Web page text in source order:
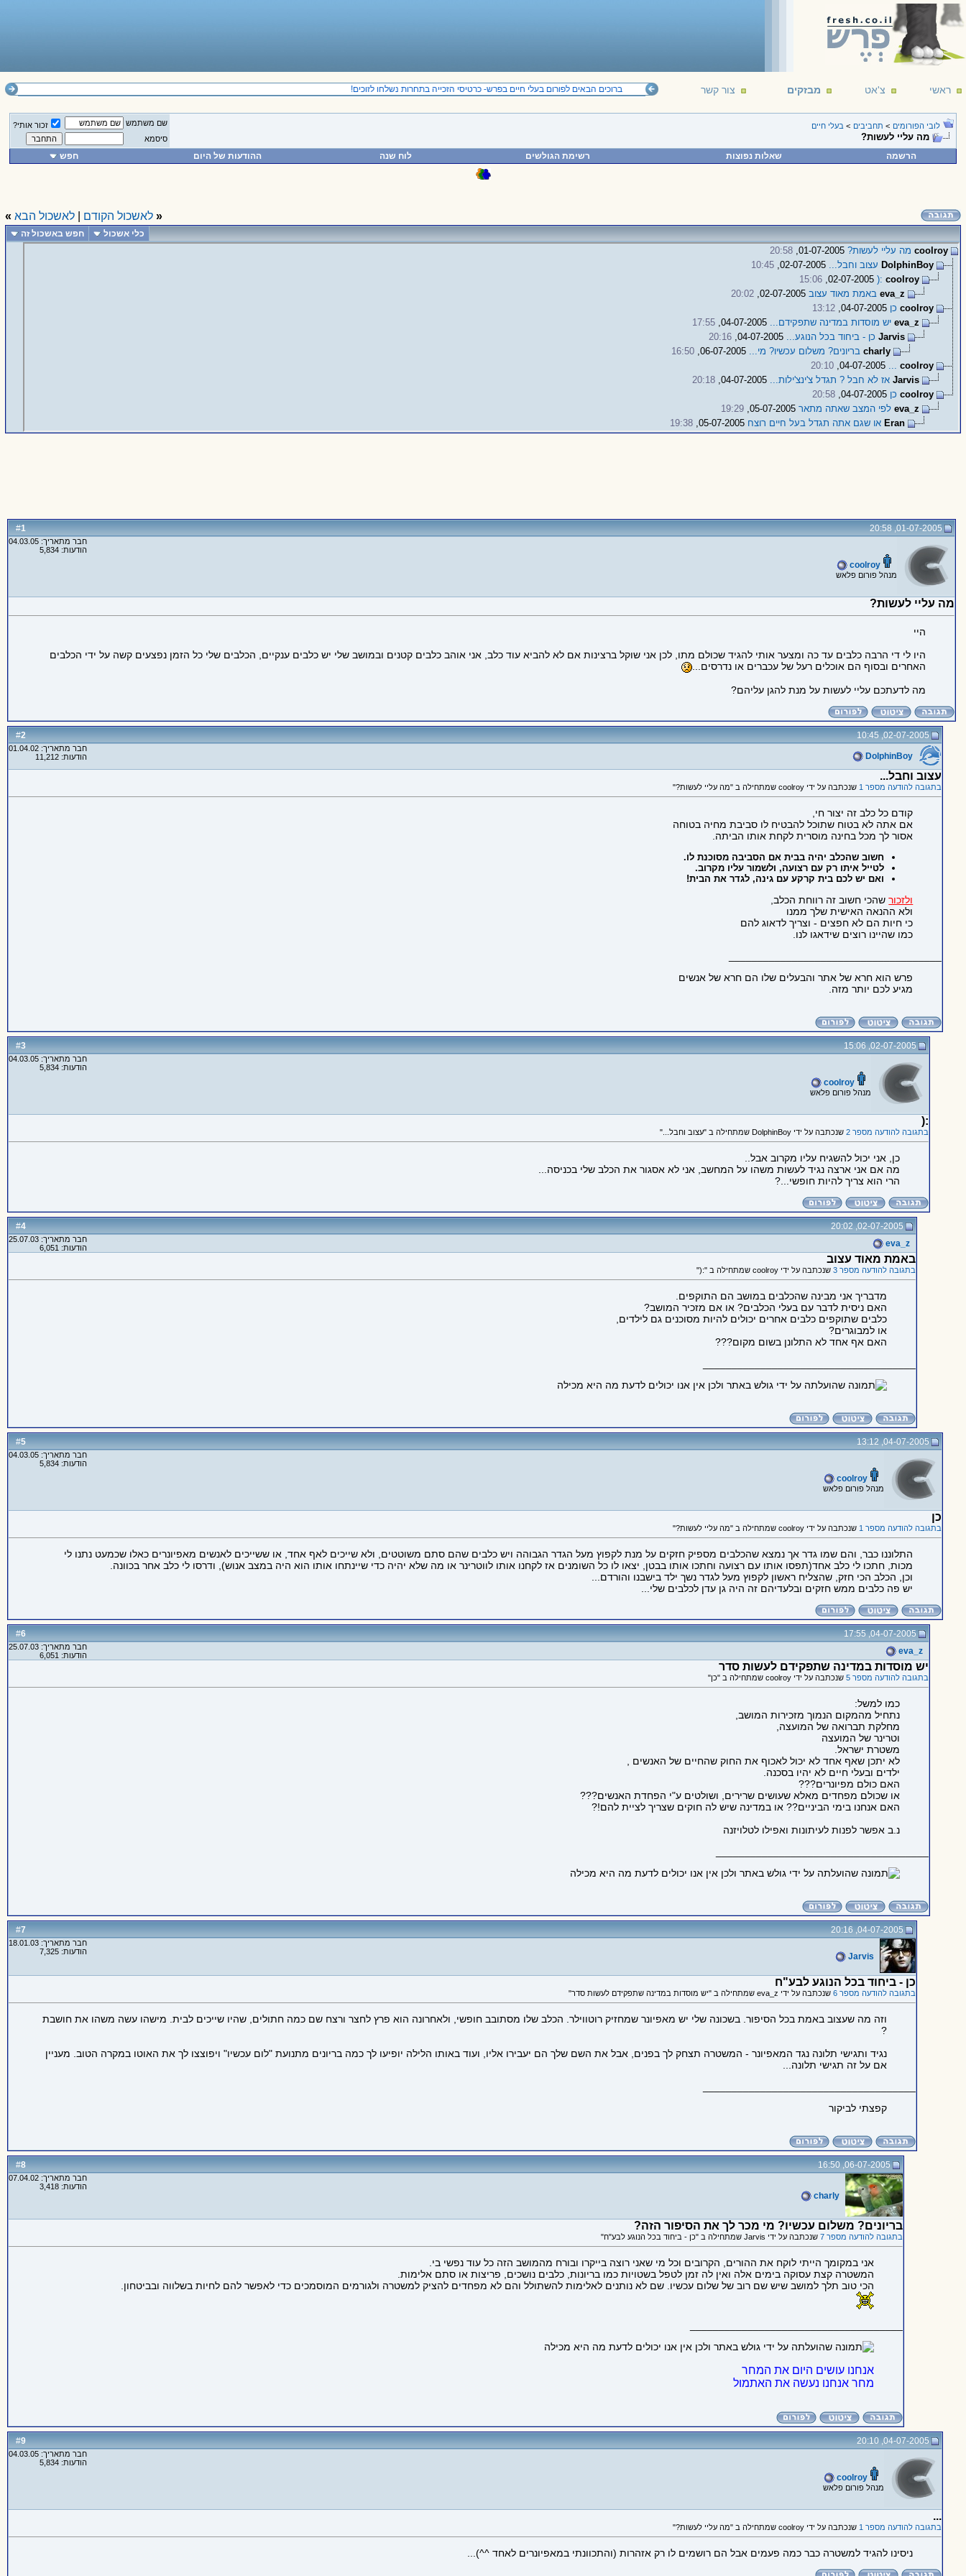
ראשי צ'אט מבזקים צור קשר ברוכים הבאים לפורום בעלי חיים בפרש- כרטיסי הזכייה בתחרות נשלחו לזוכים!
לובי הפורומים > תחביבים > בעלי חיים
מה עליי לעשות?
שם משתמש
זכור אותי?
סיסמא
הרשמה שאלות נפוצות רשימת הגולשים לוח שנה ההודעות של היום חפש
« לאשכול הקודם לאשכול הבא »
כלי אשכול חפש באשכול זה
coolroy מה עליי לעשות?01-07-2005,
20:58
DolphinBoy עצוב וחבל...
10:45
coolroy
:(
02-07-2005,
15:06
eva_z באמת מאוד עצוב02-07-2005,
20:02
coolroy כן
13:12
eva_z יש מוסדות במדינה שתפקידם...
17:55
Jarvis כן - ביחוד בכל הנוגע...
20:16
charly בריונים? משלום עכשיו? מי...
16:50
coolroy
...
20:10
Jarvis אז לא חבל ? תגדל צ'ינצ'ילות...
20:18
coolroy כן
20:58
eva_z לפי המצב שאתה מתאר05-07-2005,
19:29
Eran או שגם אתה תגדל בעל חיים רוצח 19:38
#
1 01-07-2005, 20:58
coolroy
מנהל פורום פלאש
חבר מתאריך: 04.03.05
הודעות: 5,834
מה עליי לעשות?
היי
היו לי די הרבה כלבים עד כה ומצער אותי להגיד שכולם מתו, לכן אני שוקל ברצינות אם לא להביא עוד כלב, אני אוהב כלבים קטנים ובמושב שלי יש כלבים ענקיים, הכלבים שלי כל הזמן נפצעים קשה על ידי הכלבים
האחרים ובסוף הם אוכלים רעל של עכברים או נדרסים...
מה לדעתכם עליי לעשות על מנת להגן עליהם?
#
2 02-07-2005, 10:45
DolphinBoy
חבר מתאריך: 01.04.02
הודעות: 11,212
עצוב וחבל...
בתגובה להודעה מספר 1 שנכתבה על ידי coolroy שמתחילה ב "מה עליי לעשות?"
קודם כל כלב זה יצור חי,
אם אתה לא בטוח שתוכל להבטיח לו סביבת מחיה בטוחה
אסור לך מכל בחינה מוסרית לקחת אותו הביתה.
חשוב שהכלב יהיה בבית אם הסביבה מסוכנת לו.
לטייל איתו רק עם רצועה, ולשמור עליו מקרוב.
ואם יש לכם בית קרקע עם גינה, לגדר את הבית!
ולזכורשהכי חשוב זה רווחת הכלב,
ולא ההנאה האישית שלך ממנו
כי חיות הם לא חפצים - וצריך לדאוג להם
כמו שהיינו רוצים שידאגו לנו.
פרש הוא חרא של אתר והבעלים שלו הם חרא של אנשים
מגיע לכם יותר מזה.
#
3 02-07-2005, 15:06
coolroy
מנהל פורום פלאש
חבר מתאריך: 04.03.05
הודעות: 5,834
:(
בתגובה להודעה מספר 2 שנכתבה על ידי DolphinBoy שמתחילה ב "עצוב וחבל..."
כן, אני יכול להשגיח עליו מקרוב אבל..
מה אם אני ארצה נגיד לעשות משהו על המחשב, אני לא אסגור את הכלב שלי בכניסה...
הרי הוא צריך להיות חופשי...?
#
4
02-07-2005, 20:02
eva_z
חבר מתאריך: 25.07.03
הודעות: 6,051
באמת מאוד עצוב
בתגובה להודעה מספר 3 שנכתבה על ידי coolroy שמתחילה ב ":("
מדבריך אני מבינה שהכלבים במושב הם התוקפים.
האם ניסית לדבר עם בעלי הכלבים? או אם מזכיר המושב?
כלבים שתוקפים כלבים אחרים יכולים להיות מסוכנים גם לילדים,
או למבוגרים?
האם אף אחד לא התלונן בשום מקום???
#
5 04-07-2005, 13:12
coolroy
מנהל פורום פלאש
חבר מתאריך: 04.03.05
הודעות: 5,834
כן
בתגובה להודעה מספר 1 שנכתבה על ידי coolroy שמתחילה ב "מה עליי לעשות?"
התלוננו כבר, והם שמו גדר אך נמצא שהכלבים מספיק חזקים על מנת לקפוץ מעל הגדר הגבוהה ויש כלבים שהם סתם משוטטים, ולא שייכים לאף אחד, או ששייכים לאנשים מאפיונרים כאלו שכמעט נתנו לי
מכות, חתכו לי כלב אחד(תפסו אותו עם רצועה וחתכו אותו בבטן, יצאו לו כל השומנים אז לקחנו אותו לווטרינר או מה שלא יהיה כדי שיינתחו אותו הוא היה במצב אנוש), ודרסו לי כלב אחר בכוונה.
וכן, הכלב הכי חזק, שהצליח ראשון לקפוץ מעל לגדר נשך ילד בישבנו והורדם...
יש פה כלבים ממש חזקים ובלעדיהם זה היה גן עדן לכלבים שלי...
#
6
04-07-2005, 17:55
eva_z
חבר מתאריך: 25.07.03
הודעות: 6,051
יש מוסדות במדינה שתפקידם לעשות סדר
בתגובה להודעה מספר 5 שנכתבה על ידי coolroy שמתחילה ב "כן"
כמו למשל:
נתחיל מהמקום הנמוך מזכירות המושב,
מחלקת תברואה של המועצה,
וטרינר של המועצה
משטרת ישראל.
לא יתכן שאף אחד לא יכול לאכוף את החוק שהחיים של האנשים ,
ילדים ובעלי חיים לא יהיו בסכנה.
האם כולם מפיונרים???
או שכולם מפחדים מאלא שעושים שרירים, ושולטים ע"י הפחדת האנשים???
האם אנחנו בימי הביניים?? או במדינה שיש לה חוקים שצריך לציית להם!?
נ.ב אפשר לפנות לעיתונות ואפילו לטלויזנה
#
7 04-07-2005, 20:16
Jarvis
חבר מתאריך: 18.01.03
הודעות: 7,325
כן - ביחוד בכל הנוגע לבע"ח
בתגובה להודעה מספר 6 שנכתבה על ידי eva_z שמתחילה ב "יש מוסדות במדינה שתפקידם לעשות סדר"
וזה מה שעצוב באמת בכל הסיפור. בשכונה שלי יש מאפיונר שמחזיק רוטווילר. הכלב שלו מסתובב חופשי, ולאחרונה הוא פרץ לחצר ורצח שם כמה חתולים, שהיו שייכים לבית. מישהו עשה משהו את חושבת
?
נגיד ותגישי תלונה נגד המאפיונר - המשטרה תצחק לך בפנים, אבל את השם שלך הם יעבירו אליו, ועוד באותו הלילה יופיעו לך כמה בריונים מתנועת "לום עכשיו" ויפוצצו לך את האוטו במקרה הטוב. מעניין
אם על זה תגישי תלונה...
קפצתי לביקור
#
8 06-07-2005, 16:50
charly
חבר מתאריך: 07.04.02
הודעות: 3,418
בריונים? משלום עכשיו? מי מכר לך את הסיפור הזה?
בתגובה להודעה מספר 7 שנכתבה על ידי Jarvis שמתחילה ב "כן - ביחוד בכל הנוגע לבע"ח"
אני במקומך הייתי לוקח את ההורים, הקרובים וכל מי שאני רוצה בייקרו ובורח מהמושב הזה כל עוד נפשי בי.
המשטרה קצת עסוקה בימים אלה ואין לה זמן לטפל בשטויות כמו בריונות, כלבים נושכים, פריצות או סתם אלימות.
הכי טוב תלך למושב שיש שם רוב של שלום עכשיו. שם לא נותנים לאלימות להשתולל והם לא מפחדים להציק למשטרה ולגורמים המוסמכים כדי לאפשר להם לחיות בשלווה ובביטחון.
אנחנו עושים היום את המחר
מחר אנחנו נעשה את האתמול
#
9 04-07-2005, 20:10
coolroy
מנהל פורום פלאש
חבר מתאריך: 04.03.05
הודעות: 5,834
...
בתגובה להודעה מספר 1 שנכתבה על ידי coolroy שמתחילה ב "מה עליי לעשות?"
ניסינו להגיד למשטרה כבר כמה פעמים אבל הם רושמים לו רק אזהרות (והתכוונתי במאפיונרים לאחד ^^)...